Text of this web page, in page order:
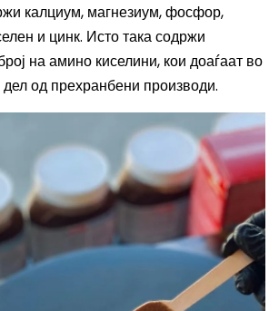
калциум, магнезиум, фосфор,
и цинк. Исто така содржи
на амино киселини, кои доаѓаат во
дел од прехранбени производи.